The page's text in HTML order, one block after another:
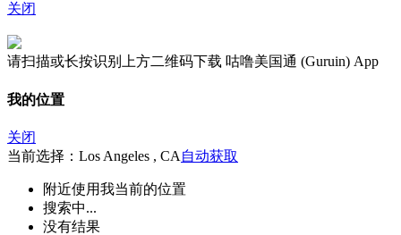
关闭
请扫描或长按识别上方二维码下载 咕噜美国通 (Guruin) App
我的位置
关闭
当前选择：Los Angeles , CA 自动获取
附近使用我当前的位置
搜索中...
没有结果